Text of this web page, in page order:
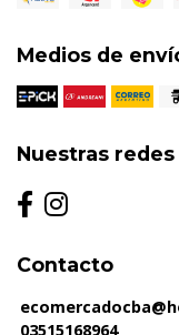
Medios de
Nuestras
Contacto
03515168964